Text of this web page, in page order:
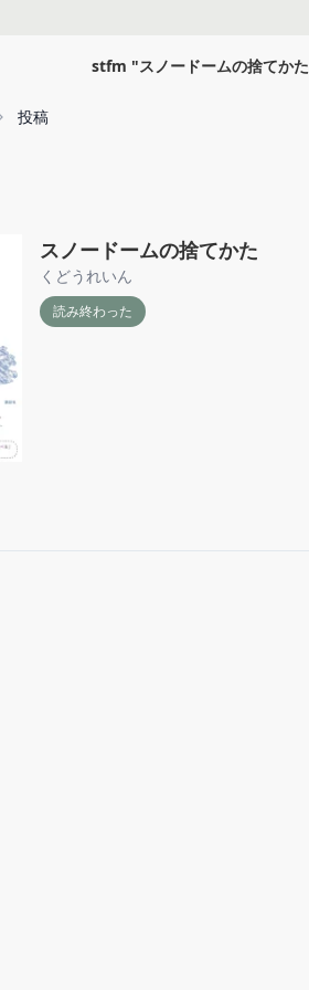
stfm "スノードームの捨てかた
投稿
スノードームの捨てかた
くどうれいん
読み終わった